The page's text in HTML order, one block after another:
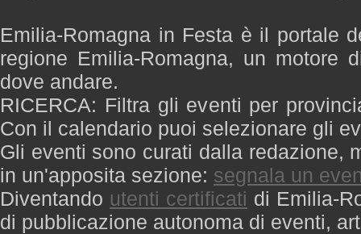
Emilia-Romagna in Festa è il portale
regione Emilia-Romagna, un motore
dove andare.
RICERCA: Filtra gli eventi per
Con il calendario puoi selezionare gli
Gli eventi sono curati dalla redazione,
in un'apposita sezione: segnala un
Diventando utenti certificati di Emilia-
di pubblicazione autonoma di eventi,